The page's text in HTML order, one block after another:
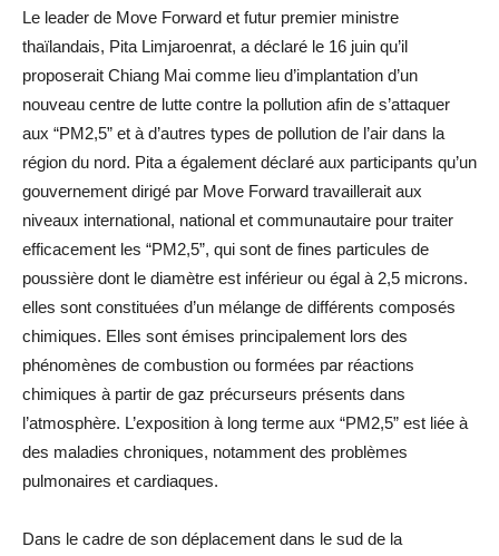
Le leader de Move Forward et futur premier ministre
thaïlandais, Pita Limjaroenrat, a déclaré le 16 juin qu’il
proposerait Chiang Mai comme lieu d’implantation d’un
nouveau centre de lutte contre la pollution afin de s’attaquer
aux “PM2,5” et à d’autres types de pollution de l’air dans la
région du nord. Pita a également déclaré aux participants qu’un
gouvernement dirigé par Move Forward travaillerait aux
niveaux international, national et communautaire pour traiter
efficacement les “PM2,5”, qui sont de fines particules de
poussière dont le diamètre est inférieur ou égal à 2,5 microns.
elles sont constituées d’un mélange de différents composés
chimiques. Elles sont émises principalement lors des
phénomènes de combustion ou formées par réactions
chimiques à partir de gaz précurseurs présents dans
l’atmosphère. L’exposition à long terme aux “PM2,5” est liée à
des maladies chroniques, notamment des problèmes
pulmonaires et cardiaques.
Dans le cadre de son déplacement dans le sud de la